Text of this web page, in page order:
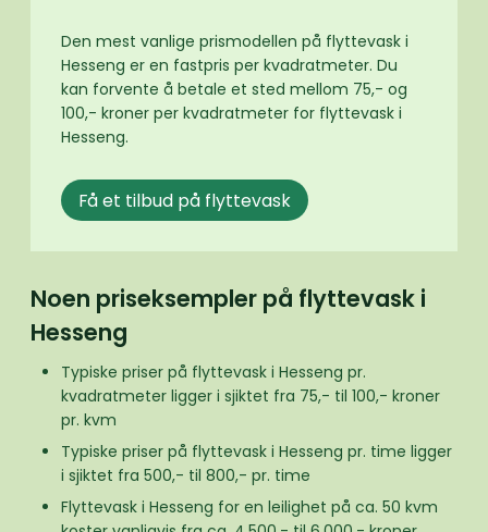
Den mest vanlige prismodellen på flyttevask i
Hesseng er en fastpris per kvadratmeter. Du
kan forvente å betale et sted mellom 75,- og
100,- kroner per kvadratmeter for flyttevask i
Hesseng.
Få et tilbud på flyttevask
Noen priseksempler på flyttevask i
Hesseng
Typiske priser på flyttevask i Hesseng pr.
kvadratmeter ligger i sjiktet fra 75,- til 100,- kroner
pr. kvm
Typiske priser på flyttevask i Hesseng pr. time ligger
i sjiktet fra 500,- til 800,- pr. time
Flyttevask i Hesseng for en leilighet på ca. 50 kvm